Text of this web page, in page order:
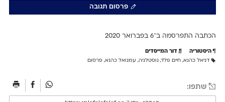
פרסום תגובה
הכתבה התפרסמה ב־6 ב פברואר 2020
היסטוריה דור המייסדים
דניאל כהנא, חיים פלד, נוסטלגיה, עמנואל כהנא, פרסום
שתפו: